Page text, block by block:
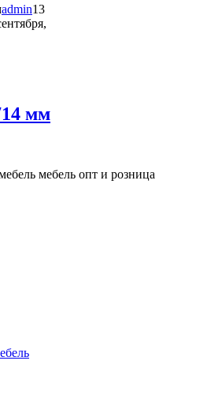
имеет
несколько
товара.
admin13
мм
мебель опт и розница